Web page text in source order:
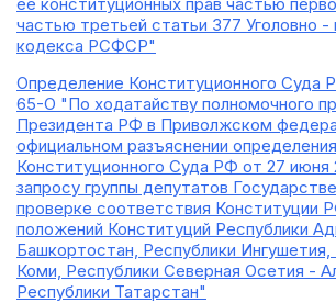
частью третьей статьи 377 Уголовно -
кодекса РСФСР"
Определение Конституционного Суда
65-О "По ходатайству полномочного
Президента РФ в Приволжском
официальном разъяснении определения
Конституционного Суда РФ от 27 июня
запросу группы депутатов
проверке соответствия Конституции
положений Конституций Республики
Башкортостан, Республики Ингушетия,
Коми, Республики Северная Осетия -
Республики Татарстан"